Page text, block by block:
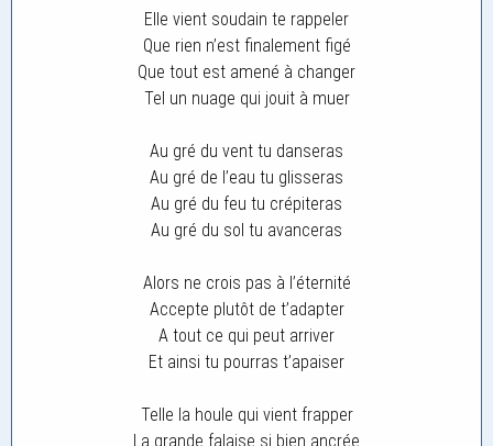
Elle vient soudain te rappeler
Que rien n’est finalement figé
Que tout est amené à changer
Tel un nuage qui jouit à muer
Au gré du vent tu danseras
Au gré de l’eau tu glisseras
Au gré du feu tu crépiteras
Au gré du sol tu avanceras
Alors ne crois pas à l’éternité
Accepte plutôt de t’adapter
A tout ce qui peut arriver
Et ainsi tu pourras t’apaiser
Telle la houle qui vient frapper
La grande falaise si bien ancrée